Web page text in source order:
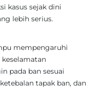
kasus sejak dini
lebih serius.
mempengaruhi
pada ban sesuai
tapak ban, dan